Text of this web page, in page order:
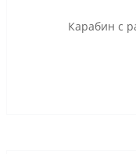
Карабин с